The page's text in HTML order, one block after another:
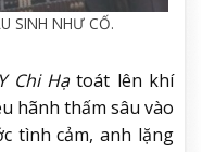
SINH NHƯ CỐ.
Chi Hạtoát lên khí
hãnh thấm sâu vào
tình cảm, anh lặng